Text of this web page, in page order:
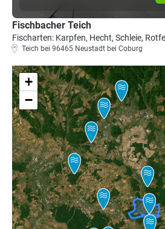
Fischbacher Teich
Fischarten: Karpfen, Hecht, Schleie,
Teich bei 96465 Neustadt bei Coburg
+
−